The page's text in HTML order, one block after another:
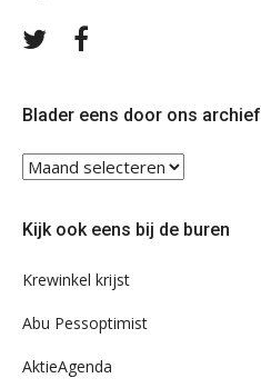
Volg
Blader eens door ons archief
Blader
eens
ons
Kijk ook eens bij de buren
Krewinkel krijst
Abu Pessoptimist
AktieAgenda